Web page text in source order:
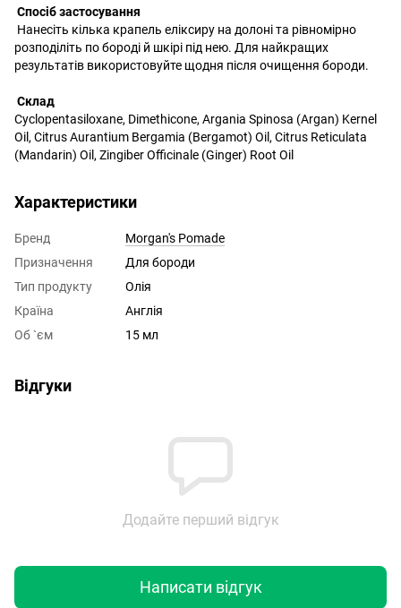
Спосіб застосування
Нанесіть кілька крапель еліксиру на долоні та рівномірно
розподіліть по бороді й шкірі під нею. Для найкращих
результатів використовуйте щодня після очищення бороди.
Склад
Cyclopentasiloxane, Dimethicone, Argania Spinosa (Argan) Kernel
Oil, Citrus Aurantium Bergamia (Bergamot) Oil, Citrus Reticulata
(Mandarin) Oil, Zingiber Officinale (Ginger) Root Oil
Характеристики
Бренд
Morgan's Pomade
Призначення
Для бороди
Тип продукту
Олія
Країна
Англія
Об `єм
15 мл
Відгуки
Додайте перший відгук
Написати відгук